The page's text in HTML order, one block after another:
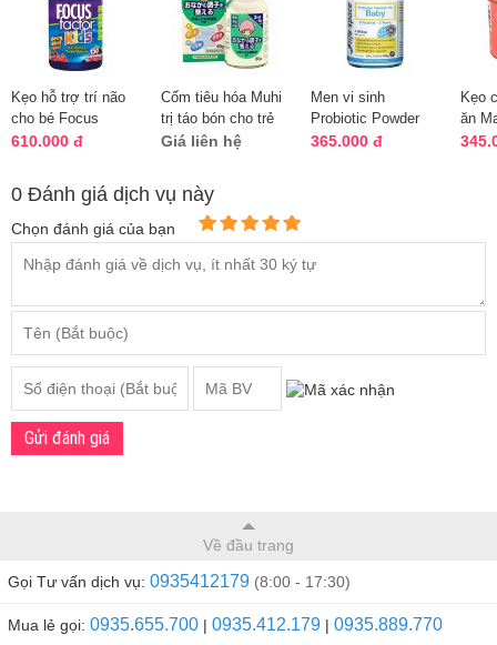
Kẹo hỗ trợ trí não
cho bé Focus
Factor Kids của Mỹ
610.000 đ
Cốm tiêu hóa Muhi
trị táo bón cho trẻ
em - Nhật Bản nội
Giá liên hệ
Men vi sinh
Probiotic Powder
For Baby 40g Life
365.000 đ
Kẹo
ăn
vị
0 Đánh giá dịch vụ này
Chọn đánh giá của bạn
Gửi đánh giá
Về đầu trang
Gọi Tư vấn dịch vụ: 0935412179 (8:00 - 17:30)
Mua lẻ gọi: 0935.655.700 | 0935.412.179 | 0935.889.770